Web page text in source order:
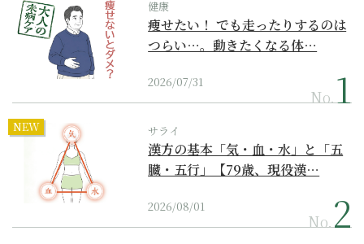
健康
痩せたい！ でも走ったりするのは
つらい…。動きたくなる体…
2026/07/31
No.
NEW サライ
漢方の基本「気・血・水」と「五
臓・五行」【79歳、現役漢…
2026/08/01
No.